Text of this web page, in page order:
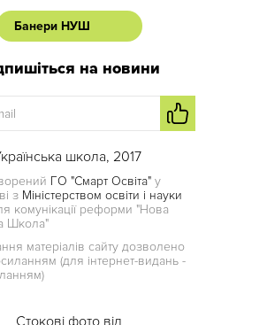
Банери НУШ
на новини
школа, 2017
ГО "Смарт Освіта" у
з Міністерством освіти і науки
комунікації реформи "Нова
Школа"
матеріалів сайту дозволено
(для інтернет-видань -